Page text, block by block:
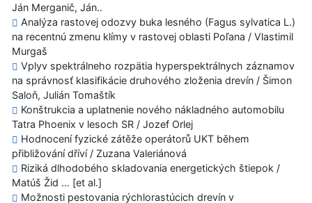
Ján Merganič, Ján..
Analýza rastovej odozvy buka lesného (Fagus sylvatica L.)
na recentnú zmenu klímy v rastovej oblasti Poľana / Vlastimil
Murgaš
Vplyv spektrálneho rozpätia hyperspektrálnych záznamov
na správnosť klasifikácie druhového zloženia drevín / Šimon
Saloň, Julián Tomaštík
Konštrukcia a uplatnenie nového nákladného automobilu
Tatra Phoenix v lesoch SR / Jozef Orlej
Hodnocení fyzické zátěže operátorů UKT během
přibližování dříví / Zuzana Valeriánová
Riziká dlhodobého skladovania energetických štiepok /
Matúš Žid ... [et al.]
Možnosti pestovania rýchlorastúcich drevín v